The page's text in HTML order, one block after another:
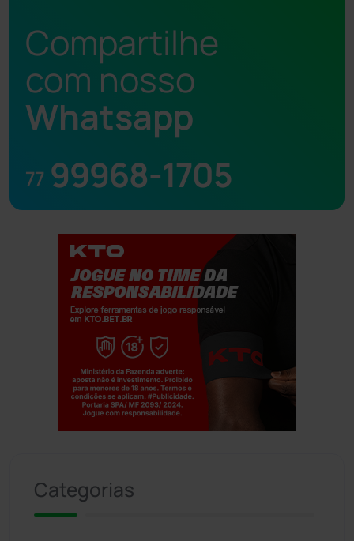
Compartilhe
com nosso
Whatsapp
77 99968-1705
Categorias